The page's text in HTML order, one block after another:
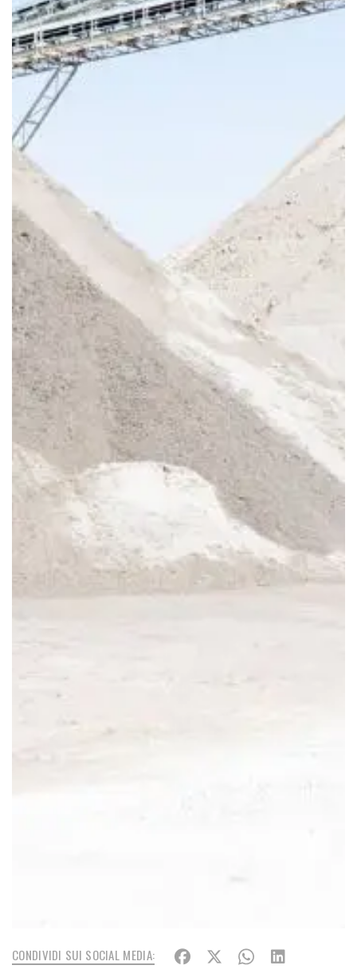
CONDIVIDI SUI SOCIAL MEDIA: